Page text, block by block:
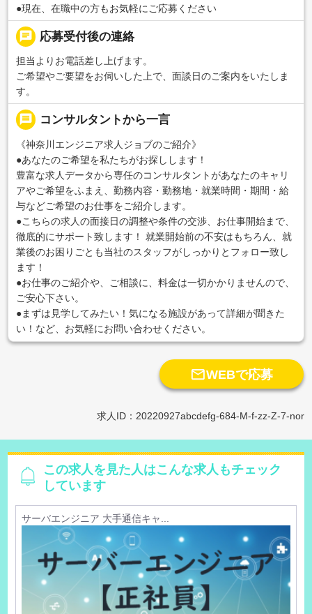
●現在、在職中の方もお気軽にご応募ください
chat 応募受付後の連絡
担当よりお電話差し上げます。
ご希望やご要望をお伺いした上で、面談日のご案内をいたしま
す。
message コンサルタントから一言
《神奈川エンジニア求人ジョブのご紹介》
●あなたのご希望を私たちがお探しします！
豊富な求人データから専任のコンサルタントがあなたのキャリ
アやご希望をふまえ、勤務内容・勤務地・就業時間・期間・給
与などご希望のお仕事をご紹介します。
●こちらの求人の面接日の調整や条件の交渉、お仕事開始まで、
徹底的にサポート致します！ 就業開始前の不安はもちろん、就
業後のお困りごとも当社のスタッフがしっかりとフォロー致し
ます！
●お仕事のご紹介や、ご相談に、料金は一切かかりませんので、
ご安心下さい。
●まずは見学してみたい！気になる施設があって詳細が聞きた
い！など、お気軽にお問い合わせください。
WEBで応募
求人ID：20220927abcdefg-684-M-f-zz-Z-7-nor
この求人を見た人はこんな求人もチェック
しています
サーバエンジニア 大手通信キャ...